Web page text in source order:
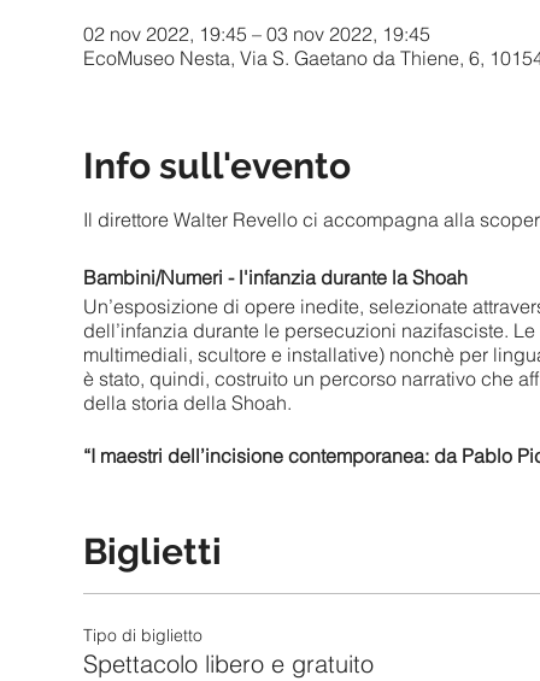
02 nov 2022, 19:45 – 03 nov 2022, 19:45
EcoMuseo Nesta, Via S. Gaetano da Thiene, 6,
Info sull'evento
Il direttore Walter Revello ci accompagna alla
Bambini/Numeri - l'infanzia durante la Shoah
Un’esposizione di opere inedite, selezionate
dell’infanzia durante le persecuzioni nazifasciste.
multimediali, scultore e installative) nonchè per
è stato, quindi, costruito un percorso narrativo che
della storia della Shoah.
“I maestri dell’incisione contemporanea: da Pablo
gli interessi e la cura di Paolo Nesta, studioso,
Umberto Mastroianni, Tino Aime, Giuseppe
Le visite guidate sono ad accesso libero e gratuito.
Biglietti
Tipo di biglietto
Spettacolo libero e gratuito